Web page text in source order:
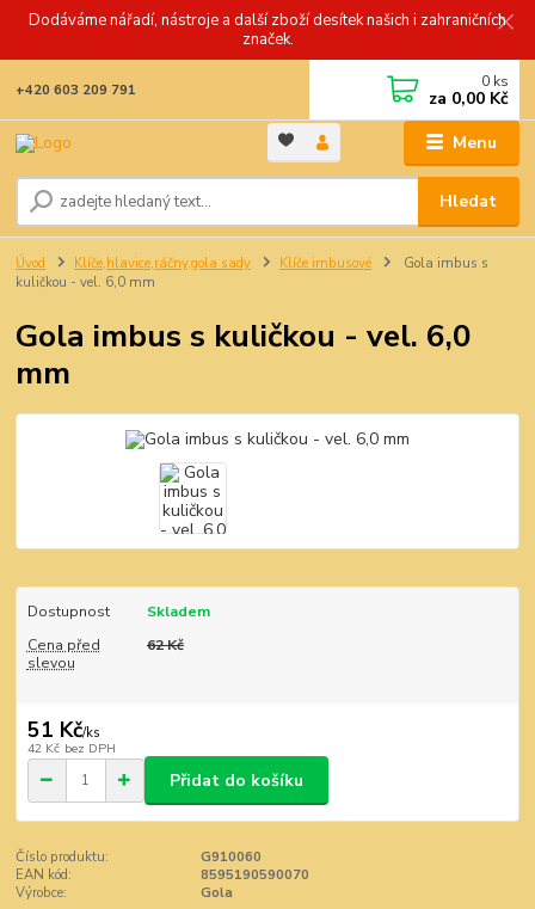
Dodáváme nářadí, nástroje a další zboží desítek našich i zahraničních
značek.
Menu
Hledat
+420 603 209 791 0 ks
za 0,00 Kč
Úvod Klíče,hlavice,ráčny,gola sady Klíče imbusové
Gola imbus s
kuličkou - vel. 6,0 mm
Gola imbus s kuličkou - vel. 6,0
mm
Dostupnost
Skladem
Cena před
slevou
62 Kč
51 Kč/ks
42 Kč bez DPH
Přidat do košíku
Číslo produktu:
G910060
EAN kód:
8595190590070
Výrobce:
Gola